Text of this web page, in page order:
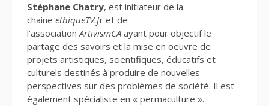
Stéphane Chatry, est initiateur de la
chaine ethiqueTV.fr et de
l’associationArtivismCA ayant pour objectif le
partage des savoirs et la mise en oeuvre de
projets artistiques, scientifiques, éducatifs et
culturels destinés à produire de nouvelles
perspectives sur des problèmes de société. Il est
également spécialiste en « permaculture ».